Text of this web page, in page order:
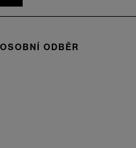
ODBĚR